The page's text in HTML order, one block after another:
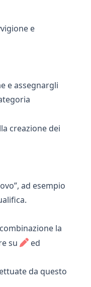
e
e assegnargli
creazione dei
ad esempio
la
su
ed
da questo